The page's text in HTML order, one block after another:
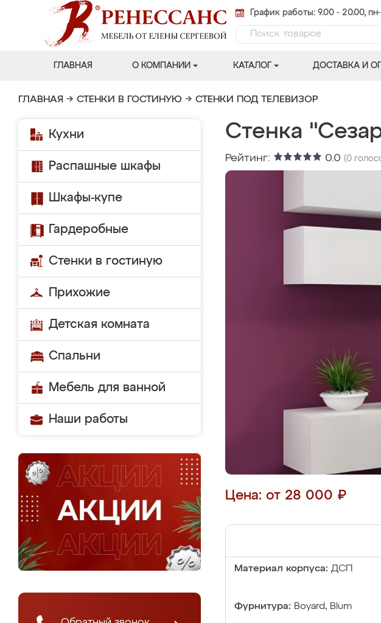
График работы: 9.00 - 20.00,
ГЛАВНАЯ О КОМПАНИИ КАТАЛОГ ДОСТАВКА И
ГЛАВНАЯ → СТЕНКИ В ГОСТИНУЮ → СТЕНКИ ПОД ТЕЛЕВИЗОР
Кухни
Распашные шкафы
Шкафы-купе
Гардеробные
Стенки в гостиную
Прихожие
Детская комната
Спальни
Мебель для ванной
Наши работы
Стенка
Рейтинг: 0.0 (0
Цена: от 28 000 ₽
Материал корпуса: ДСП
Фурнитура: Boyard, Blum